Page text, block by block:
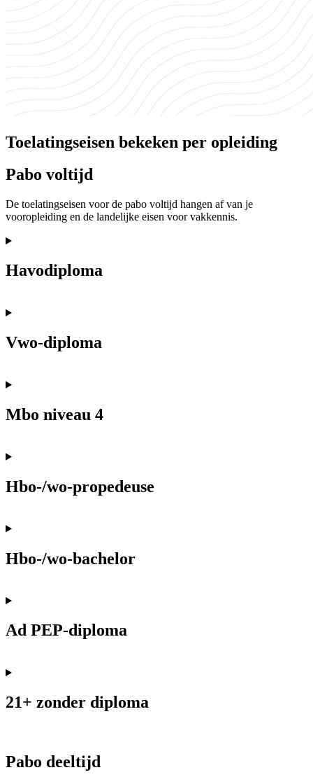
Toelatingseisen bekeken per opleiding
Pabo voltijd
De toelatingseisen voor de pabo voltijd hangen af van je
vooropleiding en de landelijke eisen voor vakkennis.
Havodiploma
Vwo-diploma
Mbo niveau 4
Hbo-/wo-propedeuse
Hbo-/wo-bachelor
Ad PEP-diploma
21+ zonder diploma
Pabo deeltijd